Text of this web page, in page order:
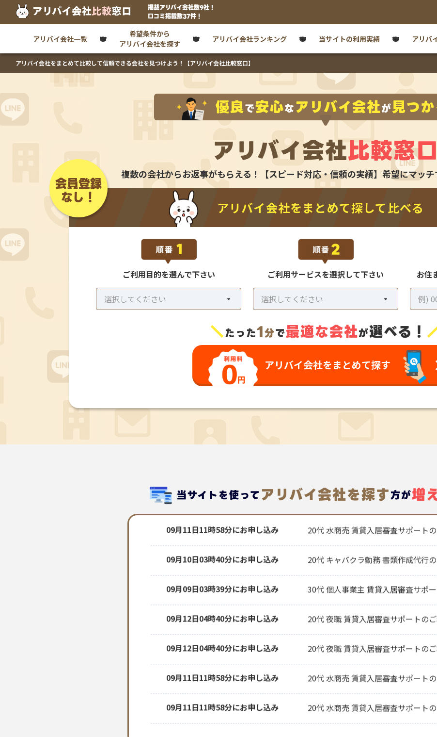
掲載アリバイ会社数9社！
口コミ掲載数37件！
アリバイ会社一覧
希望条件から
アリバイ会社を探す
アリバイ会社ランキング 当サイトの利用実績 アリバ
アリバイ会社をまとめて比較して信頼できる会社を見つけよう！ 【アリバイ会社比較窓口】
優良で安心なアリバイ会社が見つ
アリバイ会社比較窓口
複数の会社からお返事がもらえる！ 【スピード対応・信頼の実績】 希望にマッ
会員登録
なし！
アリバイ会社をまとめて探して比べる
ご利用目的を選んで下さい ご利用サービスを選択して下さい お住
＼たった1分で最適な会社が選べる！
アリバイ会社をまとめて探す
当サイトを使ってアリバイ会社を探す方が増
09月12日04時40分にお申し込み 20代 夜職 賃貸入居審査サポートの